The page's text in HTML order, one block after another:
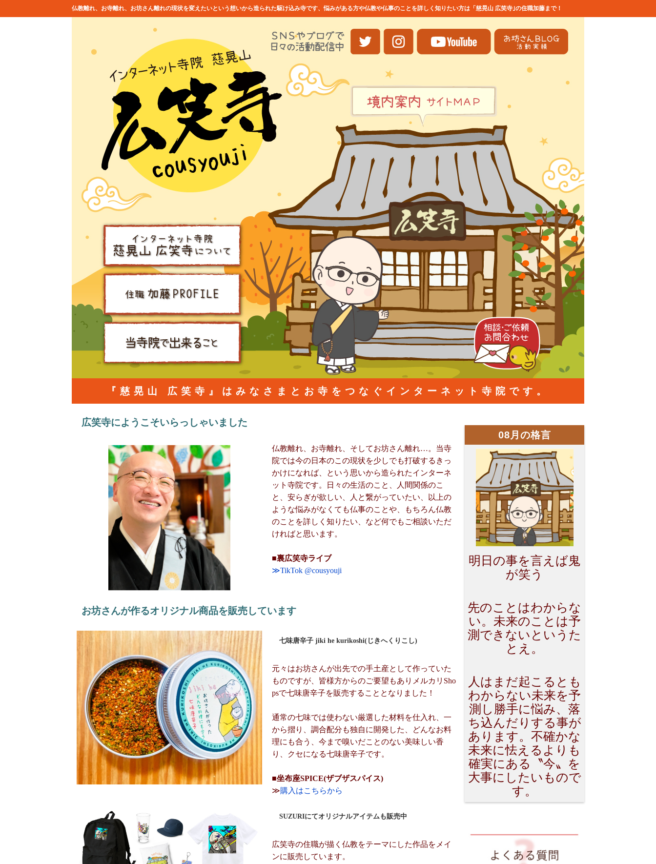
仏教離れ、お寺離れ、お坊さん離れの現状を変えたいという想いから造られた駆け込み寺です、悩みがある方や仏教や仏事のことを詳しく知りたい方は「慈晃山 広笑寺｣の住職加藤まで！
『慈晃山 広笑寺』はみなさまとお寺をつなぐインターネット寺院です。
広笑寺にようこそいらっしゃいました
仏教離れ、お寺離れ、そしてお坊さん離れ…。当寺
院では今の日本のこの現状を少しでも打破するきっ
かけになれば、という思いから造られたインターネ
ット寺院です。日々の生活のこと、人間関係のこ
と、安らぎが欲しい、人と繋がっていたい、以上の
ような悩みがなくても仏事のことや、もちろん仏教
のことを詳しく知りたい、など何でもご相談いただ
ければと思います。
■裏広笑寺ライブ
≫TikTok @cousyouji
お坊さんが作るオリジナル商品を販売しています
七味唐辛子 jiki he kurikoshi(じきへくりこし)
元々はお坊さんが出先での手土産として作っていた
ものですが、皆様方からのご要望もありメルカリSho
psで七味唐辛子を販売することとなりました！
通常の七味では使わない厳選した材料を仕入れ、一
から摺り、調合配分も独自に開発した、どんなお料
理にも合う、今まで嗅いだことのない美味しい香
り、クセになる七味唐辛子です。
■坐布座SPICE(ザブザスパイス)
≫購入はこちらから
SUZURIにてオリジナルアイテムも販売中
広笑寺の住職が描く仏教をテーマにした作品をメイ
ンに販売しています。
08月の格言
明日の事を言えば鬼
が笑う
先のことはわからな
い。未来のことは予
測できないというた
とえ。
人はまだ起こるとも
わからない未来を予
測し勝手に悩み、落
ち込んだりする事が
あります。不確かな
未来に怯えるよりも
確実にある〝今〟を
大事にしたいもので
す。